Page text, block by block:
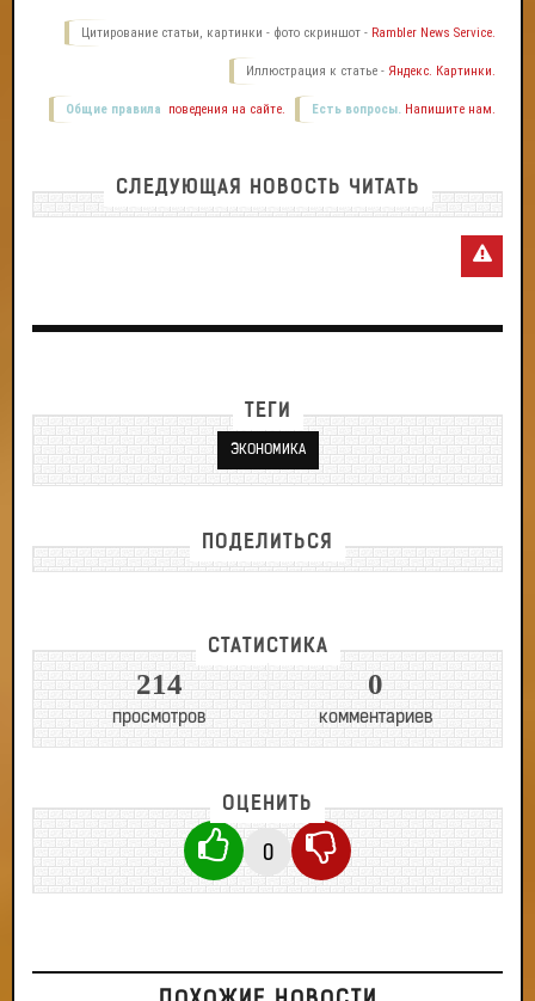
Цитирование статьи, картинки - фото скриншот - Rambler News Service.
Иллюстрация к статье - Яндекс. Картинки.
Есть вопросы. Напишите нам.
Общие правила поведения на сайте.
СЛЕДУЮЩАЯ НОВОСТЬ ЧИТАТЬ
ТЕГИ
ЭКОНОМИКА
ПОДЕЛИТЬСЯ
СТАТИСТИКА
214
просмотров
0
комментариев
ОЦЕНИТЬ
0